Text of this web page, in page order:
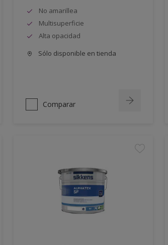
No amarillea
Multisuperficie
Alta opacidad
Sólo disponible en tienda
Comparar